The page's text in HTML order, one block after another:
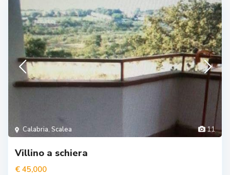
11
Calabria, Scalea
Villino a schiera
€ 45,000